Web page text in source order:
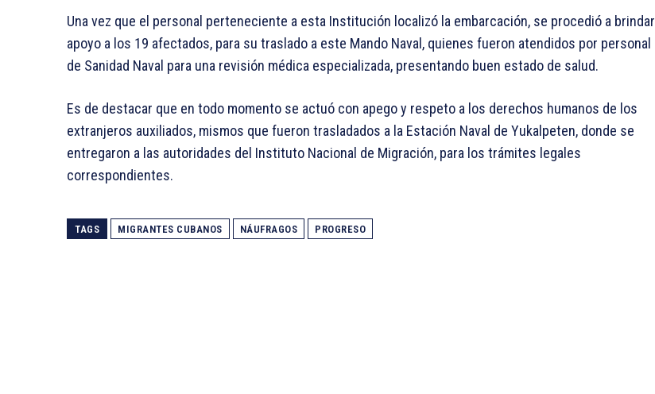
Una vez que el personal perteneciente a esta Institución localizó la embarcación, se procedió a brindar
apoyo a los 19 afectados, para su traslado a este Mando Naval, quienes fueron atendidos por personal
de Sanidad Naval para una revisión médica especializada, presentando buen estado de salud.
Es de destacar que en todo momento se actuó con apego y respeto a los derechos humanos de los
extranjeros auxiliados, mismos que fueron trasladados a la Estación Naval de Yukalpeten, donde se
entregaron a las autoridades del Instituto Nacional de Migración, para los trámites legales
correspondientes.
TAGS MIGRANTES CUBANOS NÁUFRAGOS PROGRESO